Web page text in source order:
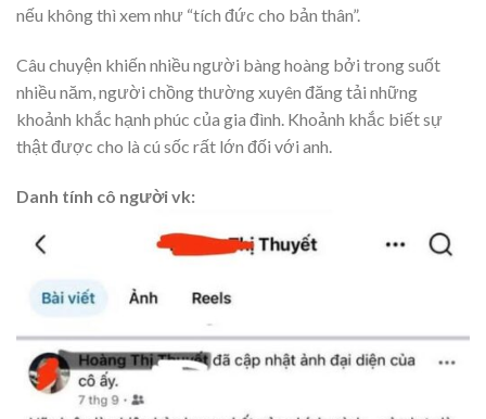
nếu không thì xem như “tích đức cho bản thân”.
Câu chuyện khiến nhiều người bàng hoàng bởi trong suốt
nhiều năm, người chồng thường xuyên đăng tải những
khoảnh khắc hạnh phúc của gia đình. Khoảnh khắc biết sự
thật được cho là cú sốc rất lớn đối với anh.
Danh tính cô người vk: